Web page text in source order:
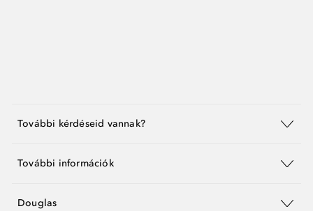
További kérdéseid vannak?
További információk
Douglas